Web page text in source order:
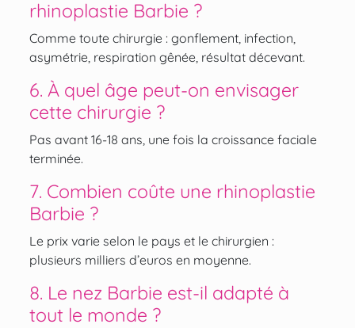
rhinoplastie Barbie ?
Comme toute chirurgie : gonflement, infection,
asymétrie, respiration gênée, résultat décevant.
6. À quel âge peut-on envisager
cette chirurgie ?
Pas avant 16-18 ans, une fois la croissance faciale
terminée.
7. Combien coûte une rhinoplastie
Barbie ?
Le prix varie selon le pays et le chirurgien :
plusieurs milliers d’euros en moyenne.
8. Le nez Barbie est-il adapté à
tout le monde ?